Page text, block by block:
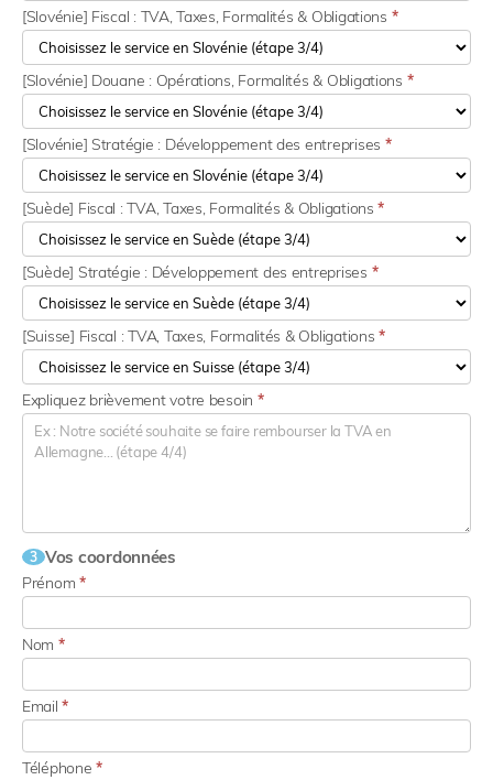
[Slovénie] Fiscal : TVA, Taxes, Formalités & Obligations *
[Slovénie] Douane : Opérations, Formalités & Obligations *
[Slovénie] Stratégie : Développement des entreprises *
[Suède] Fiscal : TVA, Taxes, Formalités & Obligations*
[Suède] Stratégie : Développement des entreprises *
[Suisse] Fiscal : TVA, Taxes, Formalités & Obligations*
Expliquez brièvement votre besoin *
3 Vos coordonnées
Prénom*
Nom *
Email*
Téléphone*